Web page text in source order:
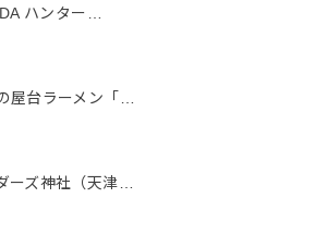
ハンター…
屋台ラーメン「…
ーズ神社（天津…